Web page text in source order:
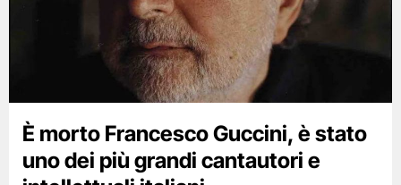
È morto Francesco Guccini, è stato
uno dei più grandi cantautori e